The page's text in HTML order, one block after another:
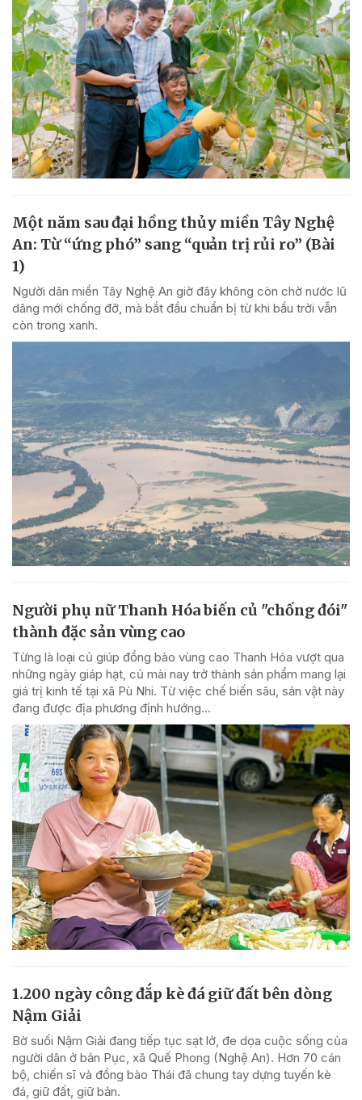
Một năm sau đại hồng thủy miền Tây Nghệ
An: Từ “ứng phó” sang “quản trị rủi ro” (Bài
1)
Người dân miền Tây Nghệ An giờ đây không còn chờ nước lũ
dâng mới chống đỡ, mà bắt đầu chuẩn bị từ khi bầu trời vẫn
còn trong xanh.
Người phụ nữ Thanh Hóa biến củ "chống đói"
thành đặc sản vùng cao
Từng là loại củ giúp đồng bào vùng cao Thanh Hóa vượt qua
những ngày giáp hạt, củ mài nay trở thành sản phẩm mang lại
giá trị kinh tế tại xã Pù Nhi. Từ việc chế biến sâu, sản vật này
đang được địa phương định hướng...
1.200 ngày công đắp kè đá giữ đất bên dòng
Nậm Giải
Bờ suối Nậm Giải đang tiếp tục sạt lở, đe dọa cuộc sống của
người dân ở bản Pục, xã Quế Phong (Nghệ An). Hơn 70 cán
bộ, chiến sĩ và đồng bào Thái đã chung tay dựng tuyến kè
đá, giữ đất, giữ bản.